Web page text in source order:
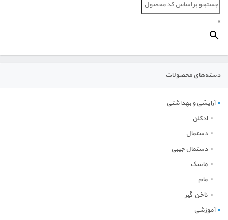
اداری
ورزشی
روزنگار
خانه و آشپزخانه
×
دسته‌های محصولات
آرایشی و بهداشتی
ادکلن
دستمال
دستمال جیبی
ماسک
مام
ناخن گیر
آموزشی